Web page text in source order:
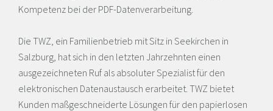
Kompetenz bei der PDF-Datenverarbeitung.
Die TWZ, ein Familienbetrieb mit Sitz in Seekirchen in
Salzburg, hat sich in den letzten Jahrzehnten einen
ausgezeichneten Ruf als absoluter Spezialist für den
elektronischen Datenaustausch erarbeitet. TWZ bietet
Kunden maßgeschneiderte Lösungen für den papierlosen